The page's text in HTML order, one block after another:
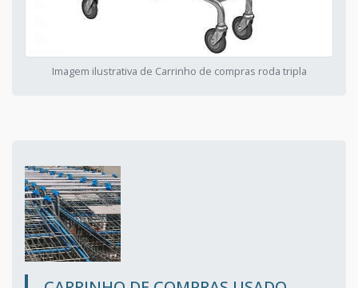
Imagem ilustrativa de Carrinho de compras roda tripla